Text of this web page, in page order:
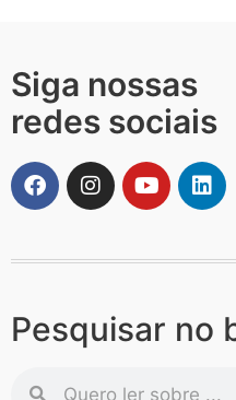
Siga nossas
redes sociais
Pesquisar no